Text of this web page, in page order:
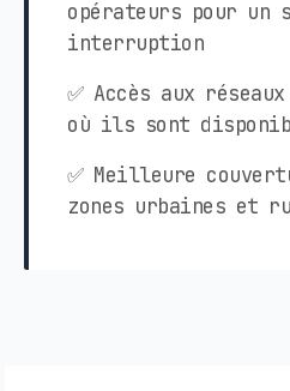
opérateurs pour un
interruption
✅ Accès aux
où ils sont
✅ Meilleure
zones urbaines et